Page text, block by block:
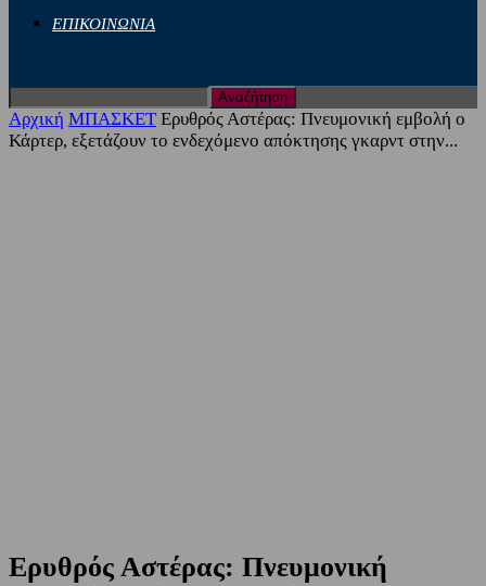
ΕΠΙΚΟΙΝΩΝΙΑ
Αρχική ΜΠΑΣΚΕΤ Ερυθρός Αστέρας: Πνευμονική εμβολή ο
Κάρτερ, εξετάζουν το ενδεχόμενο απόκτησης γκαρντ στην...
Ερυθρός Αστέρας: Πνευμονική